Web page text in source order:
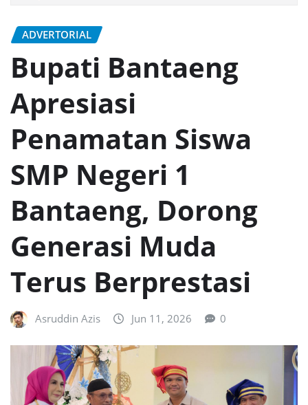
ADVERTORIAL
Bupati Bantaeng
Apresiasi
Penamatan Siswa
SMP Negeri 1
Bantaeng, Dorong
Generasi Muda
Terus Berprestasi
Asruddin Azis Jun 11, 2026 0